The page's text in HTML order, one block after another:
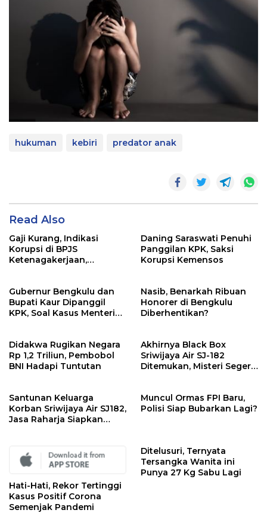
hukuman kebiri predator anak
Read Also
Gaji Kurang, Indikasi
Korupsi di BPJS
Ketenagakerjaan,
Daning Saraswati Penuhi
Panggilan KPK, Saksi
Korupsi Kemensos
Gubernur Bengkulu dan
Bupati Kaur Dipanggil
KPK, Soal Kasus Menteri
Nasib, Benarkah Ribuan
Honorer di Bengkulu
Diberhentikan?
Didakwa Rugikan Negara
Rp 1,2 Triliun, Pembobol
BNI Hadapi Tuntutan
Akhirnya Black Box
Sriwijaya Air SJ-182
Ditemukan, Misteri Segera
Santunan Keluarga
Korban Sriwijaya Air SJ182,
Jasa Raharja Siapkan
Muncul Ormas FPI Baru,
Polisi Siap Bubarkan Lagi?
Hati-Hati, Rekor Tertinggi
Kasus Positif Corona
Semenjak Pandemi
Ditelusuri, Ternyata
Tersangka Wanita ini
Punya 27 Kg Sabu Lagi